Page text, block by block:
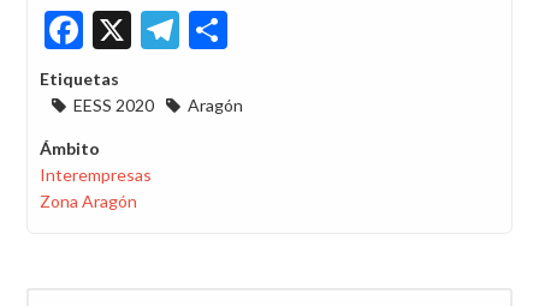
Facebook
X Telegram
Etiquetas
EESS 2020
Aragón
Ámbito
Interempresas
Zona Aragón